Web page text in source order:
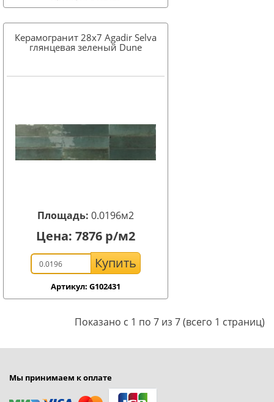
Керамогранит 28x7 Agadir Selva
глянцевая зеленый Dune
Площадь: 0.0196м2
Цена: 7876 р/м2
Купить
Артикул: G102431
Показано с 1 по 7 из 7 (всего 1 страниц)
Мы принимаем к оплате